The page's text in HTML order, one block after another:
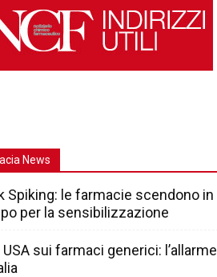
News
Spiking: le farmacie scendono in
per la sensibilizzazione
USA sui farmaci generici: l’allarme